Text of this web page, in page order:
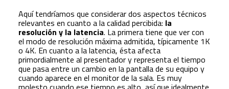
Aquí tendríamos que considerar dos aspectos técnicos
relevantes en cuanto a la calidad percibida: la
resolución y la latencia. La primera tiene que ver con
el modo de resolución máxima admitida, típicamente 1K
o 4K. En cuanto a la latencia, ésta afecta
primordialmente al presentador y representa el tiempo
que pasa entre un cambio en la pantalla de su equipo y
cuando aparece en el monitor de la sala. Es muy